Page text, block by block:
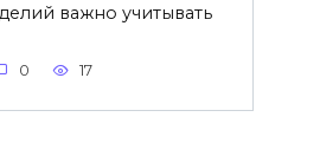
важно учитывать
0 17